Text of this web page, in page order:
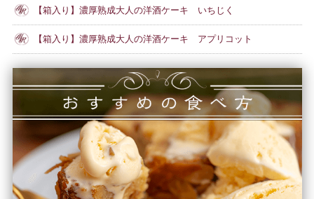
【箱入り】濃厚熟成大人の洋酒ケーキ いちじく
【箱入り】濃厚熟成大人の洋酒ケーキ アプリコット